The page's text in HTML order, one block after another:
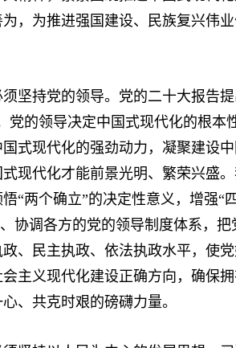
，为推进强国建设、民族复兴伟
持党的领导。党的二十大报告提
的领导决定中国式现代化的根本
式现代化的强劲动力，凝聚建设
现代化才能前景光明、繁荣兴盛
“两个确立”的决定性意义，增强“
协调各方的党的领导制度体系，把
、民主执政、依法执政水平，使
主义现代化建设正确方向，确保
、共克时艰的磅礴力量。